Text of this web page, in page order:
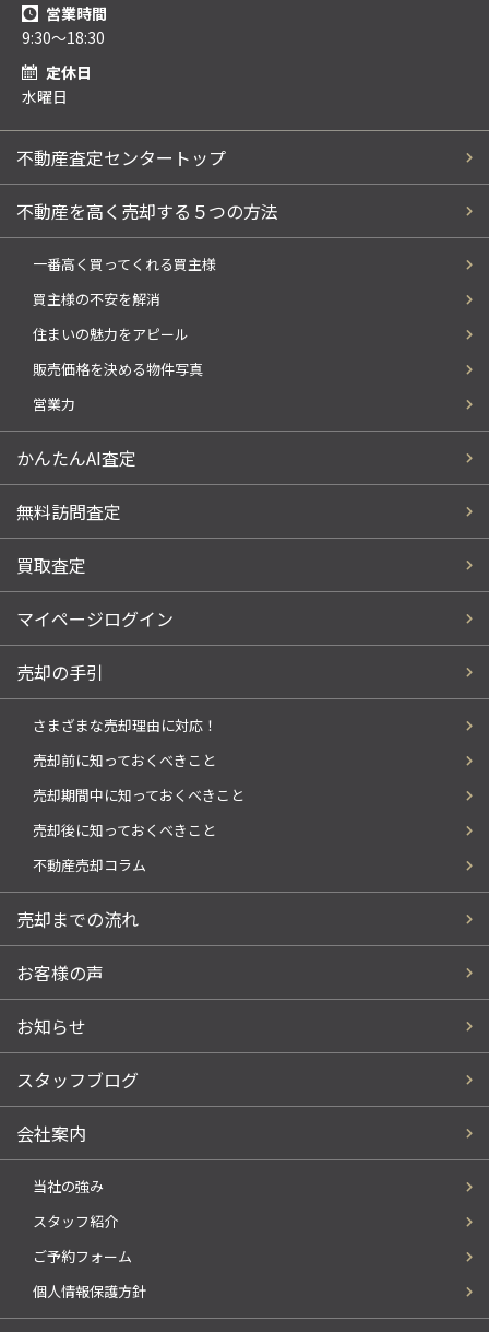
営業時間
9:30～18:30
定休日
水曜日
不動産査定センタートップ
不動産を高く売却する５つの方法
一番高く買ってくれる買主様
買主様の不安を解消
住まいの魅力をアピール
販売価格を決める物件写真
営業力
かんたんAI査定
無料訪問査定
買取査定
マイページログイン
売却の手引
さまざまな売却理由に対応！
売却前に知っておくべきこと
売却期間中に知っておくべきこと
売却後に知っておくべきこと
不動産売却コラム
売却までの流れ
お客様の声
お知らせ
スタッフブログ
会社案内
当社の強み
スタッフ紹介
ご予約フォーム
個人情報保護方針